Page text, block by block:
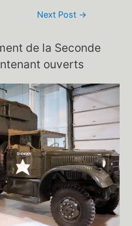
Next Post →
de la Seconde
ouverts